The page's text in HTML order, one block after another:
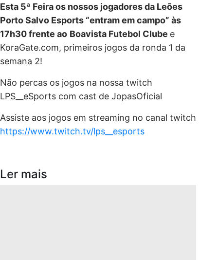
Esta 5ª Feira os nossos jogadores da Leões
Porto Salvo Esports “entram em campo” às
17h30 frente ao Boavista Futebol Clube e
KoraGate.com, primeiros jogos da ronda 1 da
semana 2!
Não percas os jogos na nossa twitch
LPS__eSports com cast de JopasOficial
Assiste aos jogos em streaming no canal twitch
https://www.twitch.tv/lps__esports
Ler mais